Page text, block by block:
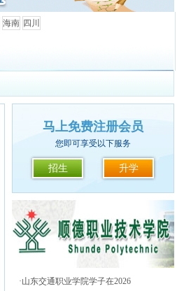
海南 四川
马上免费注册会员
您即可享受以下服务
招生 升学
·山东交通职业学院学子在2026